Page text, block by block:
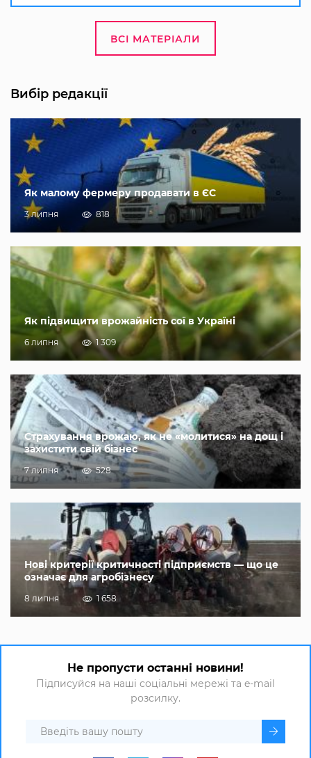
ВСІ МАТЕРІАЛИ
Вибір редакції
Як малому фермеру продавати в ЄС
3 липня 818
Як підвищити врожайність сої в Україні
6 липня 1 309
Страхування врожаю, як не «молитися» на дощ і
захистити свій бізнес
7 липня 528
Нові критерії критичності підприємств — що це
означає для агробізнесу
8 липня 1 658
Не пропусти останні новини!
Підписуйся на наші соціальні мережі та e-mail
розсилку.